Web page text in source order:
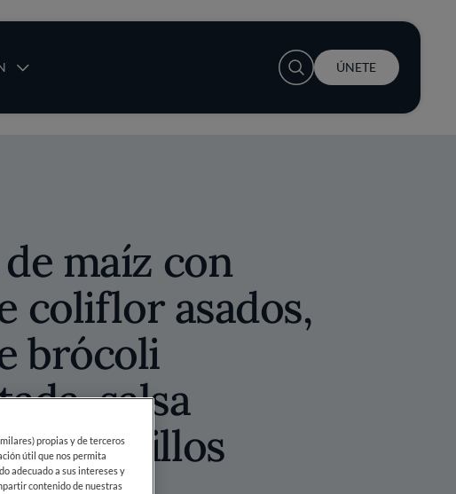
User account menu
ÚNETE
maíz con
coliflor asados,
brócoli
salsa
pepinillos
propias y de terceros
útil que nos permita
adecuado a sus intereses y
contenido de nuestras